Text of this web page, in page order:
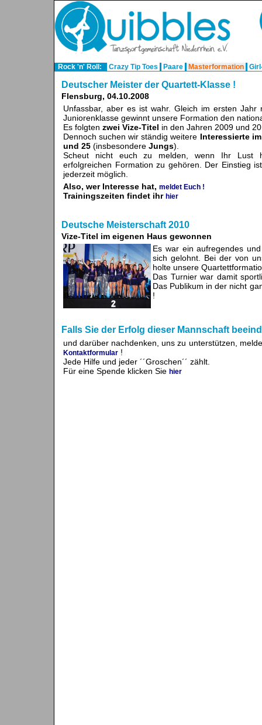
Rock 'n' Roll: Crazy Tip Toes Paare Masterformation
Deutscher Meister der Quartett-Klasse !
Flensburg, 04.10.2008
Unfassbar, aber es ist wahr. Gleich im ersten Jahr
Juniorenklasse gewinnt unsere Formation den
Es folgten zwei Vize-Titel in den Jahren 2009 und
Dennoch suchen wir ständig weitere Interessierte
und 25 (insbesondere Jungs).
Scheut nicht euch zu melden, wenn Ihr Lust
erfolgreichen Formation zu gehören. Der Einstieg
jederzeit möglich.
Also, wer Interesse hat, meldet Euch !
Trainingszeiten findet ihr hier
Deutsche Meisterschaft 2010
Vize-Titel im eigenen Haus gewonnen
Es war ein aufregendes
sich gelohnt. Bei der von
holte unsere
Das Turnier war damit
Das Publikum in der nicht
!
Falls Sie der Erfolg dieser Mannschaft
und darüber nachdenken, uns zu unterstützen,
Kontaktformular !
Jede Hilfe und jeder ´´Groschen´´ zählt.
Für eine Spende klicken Sie hier